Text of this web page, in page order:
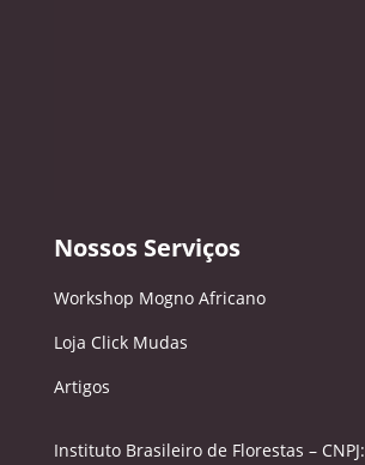
Nossos Serviços
Workshop Mogno Africano
Loja Click Mudas
Artigos
Instituto Brasileiro de Florestas – CNPJ: